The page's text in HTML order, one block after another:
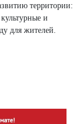
территории:
и
для жителей.